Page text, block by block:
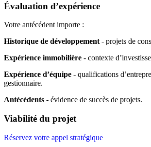
Évaluation d’expérience
Votre antécédent importe :
Historique de développement- projets de
Expérience immobilière - contexte
Expérience d’équipe - qualifications
gestionnaire.
Antécédents - évidence de succès de projets.
Viabilité du projet
Réservez votre appel stratégique